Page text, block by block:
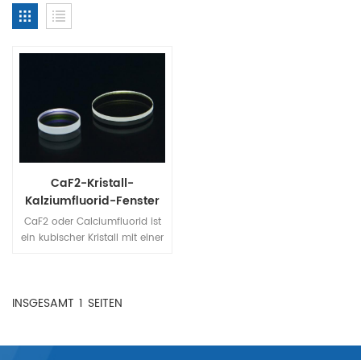
CaF2-Kristall-
Kalziumfluorid-Fenster
CaF2 oder Calciumfluorid ist
ein kubischer Kristall mit einer
Anwendungen als
INSGESAMT 1 SEITEN